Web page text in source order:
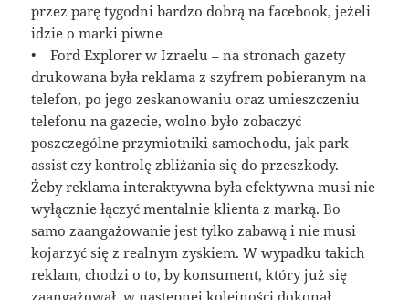
przez parę tygodni bardzo dobrą na facebook, jeżeli
idzie o marki piwne
• Ford Explorer w Izraelu – na stronach gazety
drukowana była reklama z szyfrem pobieranym na
telefon, po jego zeskanowaniu oraz umieszczeniu
telefonu na gazecie, wolno było zobaczyć
poszczególne przymiotniki samochodu, jak park
assist czy kontrolę zbliżania się do przeszkody.
Żeby reklama interaktywna była efektywna musi nie
wyłącznie łączyć mentalnie klienta z marką. Bo
samo zaangażowanie jest tylko zabawą i nie musi
kojarzyć się z realnym zyskiem. W wypadku takich
reklam, chodzi o to, by konsument, który już się